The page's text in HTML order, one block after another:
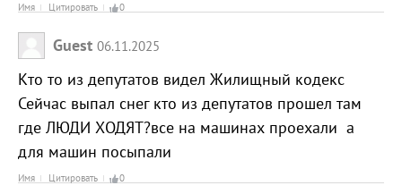
Имя Цитировать 0
Guest 06.11.2025
Кто то из депутатов видел Жилищный кодекс
Сейчас выпал снег кто из депутатов прошел там
где ЛЮДИ ХОДЯТ?все на машинах проехали а
для машин посыпали
Имя Цитировать 0